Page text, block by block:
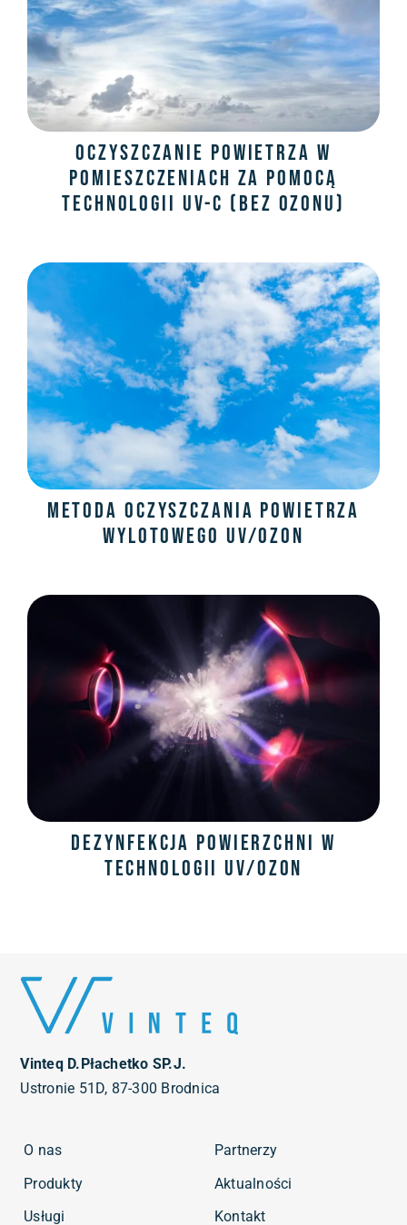
Oczyszczanie powietrza w
pomieszczeniach za pomocą
technologii UV-C (bez ozonu)
Metoda oczyszczania powietrza
wylotowego UV/OZON
Dezynfekcja powierzchni w
technologii UV/OZON
Vinteq D.Płachetko SP.J.
Ustronie 51D, 87-300 Brodnica
O nas
Produkty
Usługi
Partnerzy
Aktualności
Kontakt